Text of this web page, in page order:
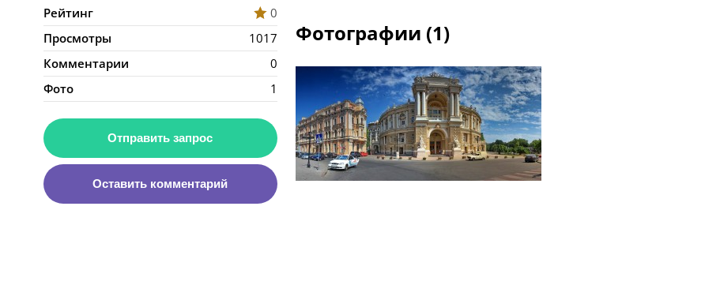
Рейтинг
0
Просмотры
1017
Комментарии
0
Фото
1
Отправить запрос
Оставить комментарий
Фотографии (1)